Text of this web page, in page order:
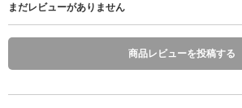
まだレビューがありません
商品レビューを投稿する